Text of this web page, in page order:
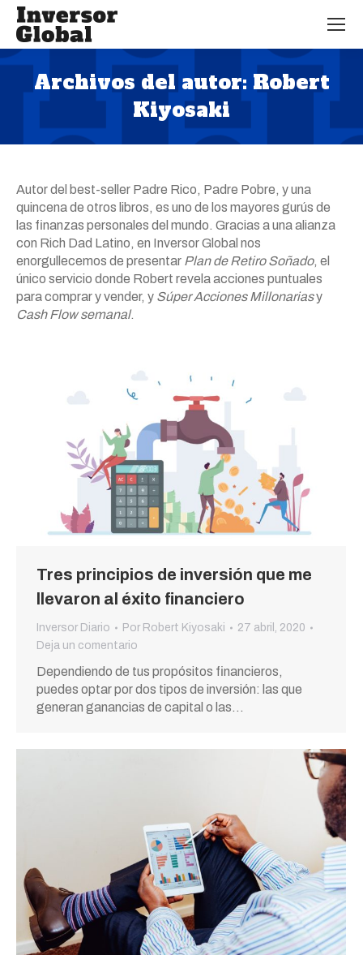
Archivos del autor: Robert
Kiyosaki
Estás aquí:
Autor del best-seller Padre Rico, Padre Pobre, y una
quincena de otros libros, es uno de los mayores gurús de
las finanzas personales del mundo. Gracias a una alianza
con Rich Dad Latino, en Inversor Global nos
enorgullecemos de presentar Plan de Retiro Soñado, el
único servicio donde Robert revela acciones puntuales
para comprar y vender, y Súper Acciones Millonariasy
Cash Flow semanal.
Tres principios de inversión que me
llevaron al éxito financiero
Inversor Diario Por Robert Kiyosaki
27 abril, 2020
Deja un comentario
Dependiendo de tus propósitos financieros,
puedes optar por dos tipos de inversión: las que
generan ganancias de capital o las…